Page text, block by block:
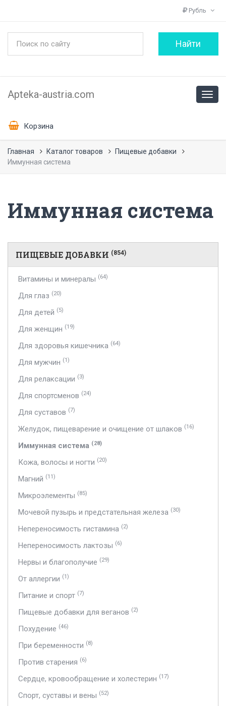
Рубль
Apteka-austria.com
Корзина
Главная Каталог товаров
Пищевые добавки
Иммунная система
Иммунная система
ПИЩЕВЫЕ ДОБАВКИ (854)
Витамины и минералы (64)
Для глаз (20)
Для детей (5)
Для женщин (19)
Для здоровья кишечника (64)
Для мужчин (1)
Для релаксации (3)
Для спортсменов (24)
Для суставов (7)
Желудок, пищеварение и очищение от шлаков (16)
Иммунная система (28)
Кожа, волосы и ногти (20)
Магний (11)
Микроэлементы (85)
Мочевой пузырь и предстательная железа (30)
Непереносимость гистамина (2)
Непереносимость лактозы (6)
Нервы и благополучие (29)
От аллергии (1)
Питание и спорт (7)
Пищевые добавки для веганов (2)
Похудение (46)
При беременности (8)
Против старения (6)
Сердце, кровообращение и холестерин (17)
Спорт, суставы и вены (52)